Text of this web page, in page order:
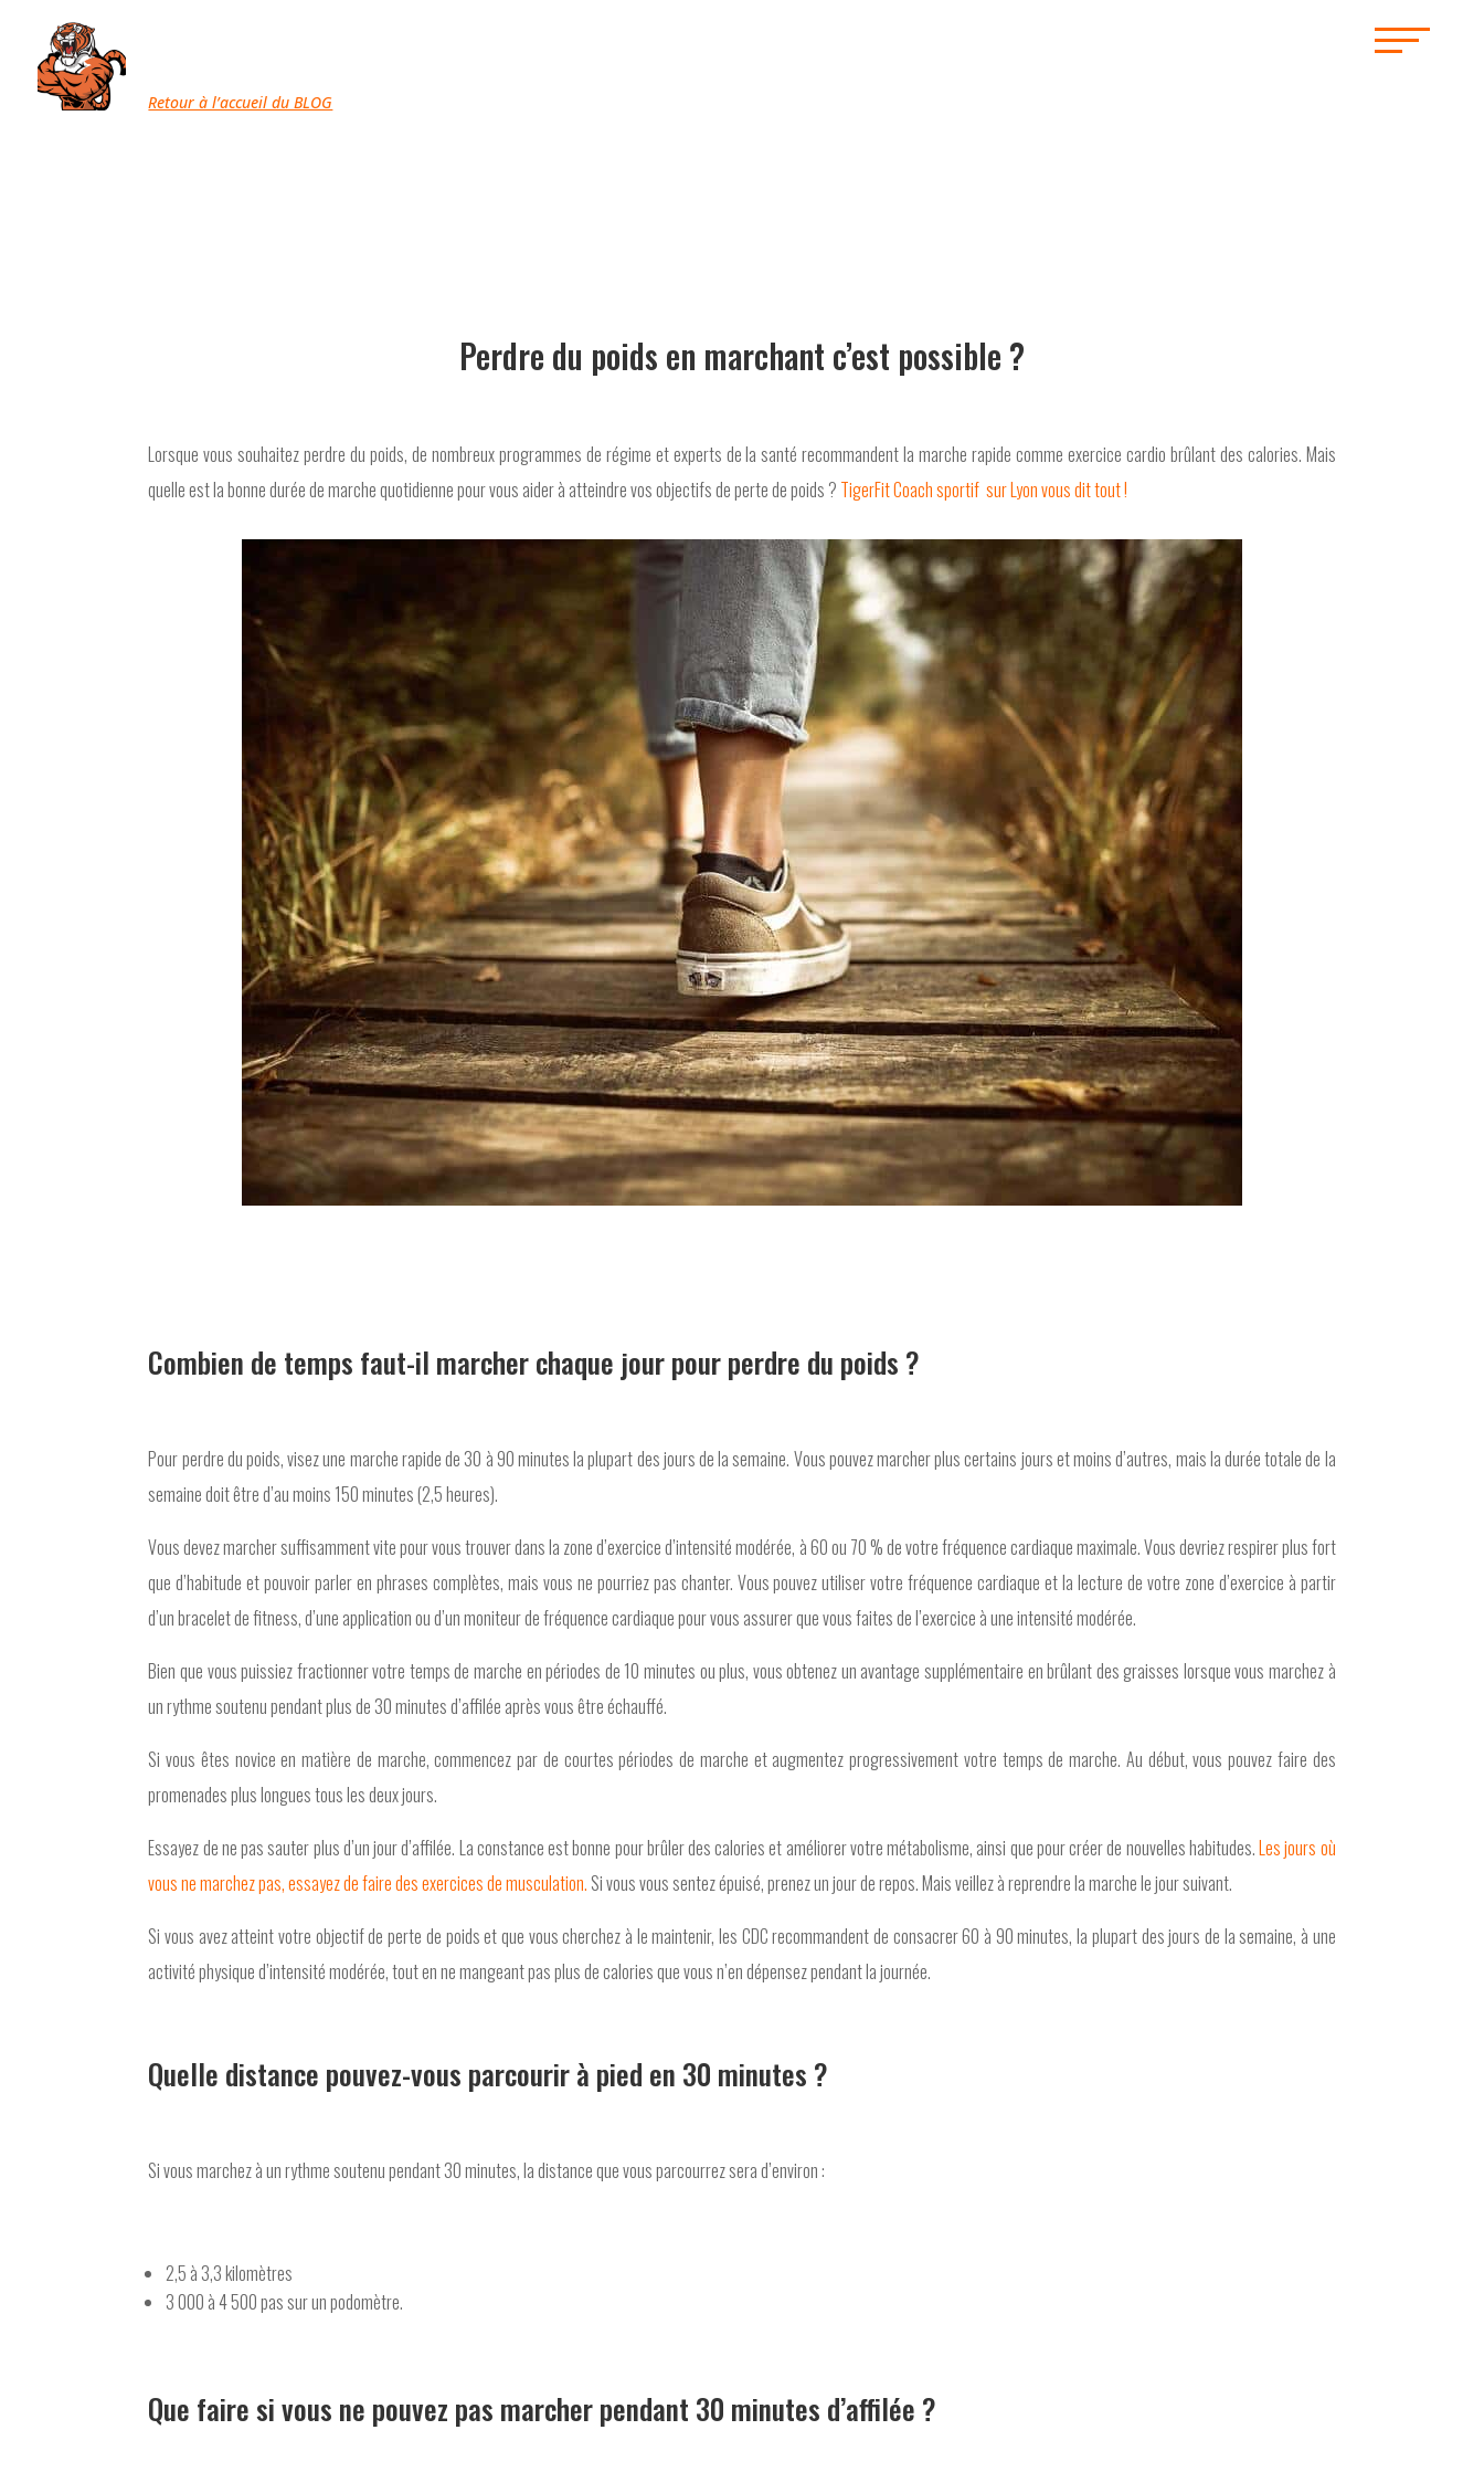
Retour à l’accueil du BLOG
Perdre du poids en marchant c’est possible ?
Lorsque vous souhaitez perdre du poids, de nombreux programmes de régime et experts de la santé recommandent la marche rapide comme exercice cardio brûlant des calories. Mais
quelle est la bonne durée de marche quotidienne pour vous aider à atteindre vos objectifs de perte de poids ? TigerFit Coach sportif sur Lyon vous dit tout !
Combien de temps faut-il marcher chaque jour pour perdre du poids ?
Pour perdre du poids, visez une marche rapide de 30 à 90 minutes la plupart des jours de la semaine. Vous pouvez marcher plus certains jours et moins d’autres, mais la durée totale de la
semaine doit être d’au moins 150 minutes (2,5 heures).
Vous devez marcher suffisamment vite pour vous trouver dans la zone d’exercice d’intensité modérée, à 60 ou 70 % de votre fréquence cardiaque maximale. Vous devriez respirer plus fort
que d’habitude et pouvoir parler en phrases complètes, mais vous ne pourriez pas chanter. Vous pouvez utiliser votre fréquence cardiaque et la lecture de votre zone d’exercice à partir
d’un bracelet de fitness, d’une application ou d’un moniteur de fréquence cardiaque pour vous assurer que vous faites de l’exercice à une intensité modérée.
Bien que vous puissiez fractionner votre temps de marche en périodes de 10 minutes ou plus, vous obtenez un avantage supplémentaire en brûlant des graisses lorsque vous marchez à
un rythme soutenu pendant plus de 30 minutes d’affilée après vous être échauffé.
Si vous êtes novice en matière de marche, commencez par de courtes périodes de marche et augmentez progressivement votre temps de marche. Au début, vous pouvez faire des
promenades plus longues tous les deux jours.
Essayez de ne pas sauter plus d’un jour d’affilée. La constance est bonne pour brûler des calories et améliorer votre métabolisme, ainsi que pour créer de nouvelles habitudes.Les jours où
vous ne marchez pas, essayez de faire des exercices de musculation. Si vous vous sentez épuisé, prenez un jour de repos. Mais veillez à reprendre la marche le jour suivant.
Si vous avez atteint votre objectif de perte de poids et que vous cherchez à le maintenir, les CDC recommandent de consacrer 60 à 90 minutes, la plupart des jours de la semaine, à une
activité physique d’intensité modérée, tout en ne mangeant pas plus de calories que vous n’en dépensez pendant la journée.
Quelle distance pouvez-vous parcourir à pied en 30 minutes ?
Si vous marchez à un rythme soutenu pendant 30 minutes, la distance que vous parcourrez sera d’environ :
2,5 à 3,3 kilomètres
3 000 à 4 500 pas sur un podomètre.
Que faire si vous ne pouvez pas marcher pendant 30 minutes d’affilée ?